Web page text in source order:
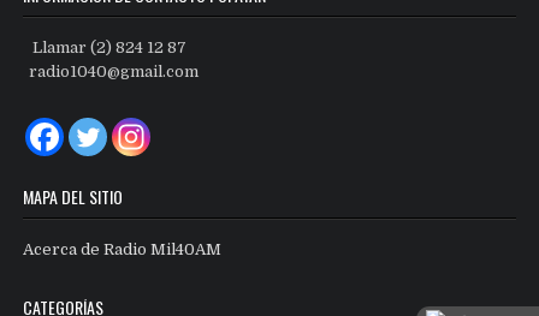
Llamar (2) 824 12 87
radio1040@gmail.com
MAPA DEL SITIO
Acerca de Radio Mil40AM
CATEGORÍAS